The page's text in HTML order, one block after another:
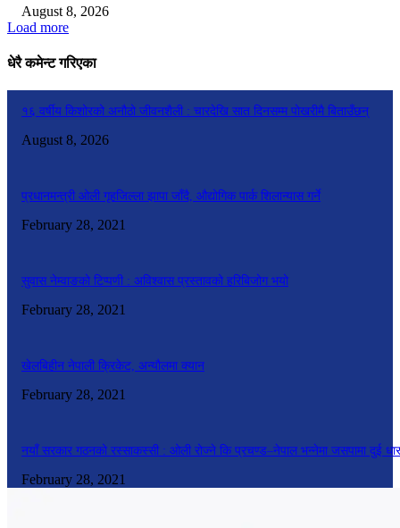
August 8, 2026
Load more
धेरै कमेन्ट गरिएका
१६ वर्षीय किशोरको अनौठो जीवनशैली : चारदेखि सात दिनसम्म पोखरीमै बिताउँछन्
August 8, 2026
प्रधानमन्त्री ओली गृहजिल्ला झापा जाँदै, औद्योगिक पार्क शिलान्यास गर्ने
February 28, 2021
सुवास नेम्वाङको टिप्पणी : अविश्वास प्रस्तावको हरिबिजोग भयो
February 28, 2021
खेलबिहीन नेपाली क्रिकेट, अन्यौलमा क्यान
February 28, 2021
नयाँ सरकार गठनको रस्साकस्सी : ओली रोज्ने कि प्रचण्ड–नेपाल भन्नेमा जसपामा दुई धार
February 28, 2021